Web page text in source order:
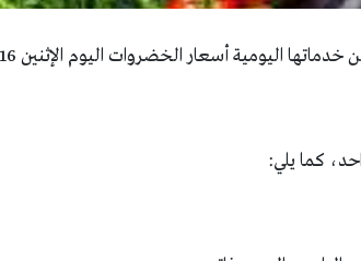
اليومية أسعار الخضروات اليوم الإثنين 16-5-2022
كما يلي: